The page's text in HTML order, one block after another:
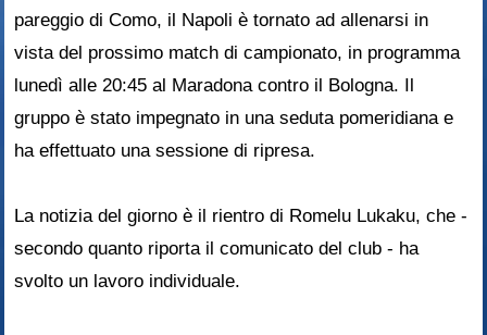
pareggio di Como, il Napoli è tornato ad allenarsi in
vista del prossimo match di campionato, in programma
lunedì alle 20:45 al Maradona contro il Bologna. Il
gruppo è stato impegnato in una seduta pomeridiana e
ha effettuato una sessione di ripresa.
La notizia del giorno è il rientro di Romelu Lukaku, che -
secondo quanto riporta il comunicato del club - ha
svolto un lavoro individuale.